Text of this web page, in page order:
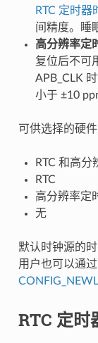
RTC 定时器
间精度。睡
高分辨率定
复位后不可
APB_CLK
小于 ±10
可供选择的硬
RTC 和高分
RTC
高分辨率定
无
默认时钟源的
用户也可以通
RTC 定时